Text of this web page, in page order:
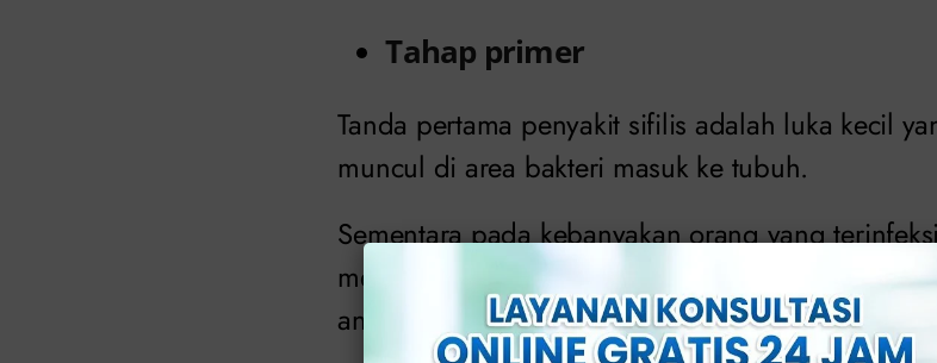
Tahap primer
Tanda pertama penyakit sifilis adalah luka kecil
muncul di area bakteri masuk ke tubuh.
Sementara pada kebanyakan orang yang
mengembangkan satu
, beberapa orang
antaranya.